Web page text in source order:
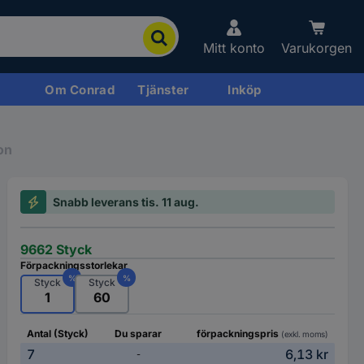
Mitt konto Varukorgen
Om Conrad Tjänster Inköp
Snabb leverans tis. 11 aug.
9662 Styck
Förpackningsstorlekar
Styck
%
1
Styck %
60
Antal (Styck) Du sparar förpackningspris (exkl. moms)
7 -
6,13 kr